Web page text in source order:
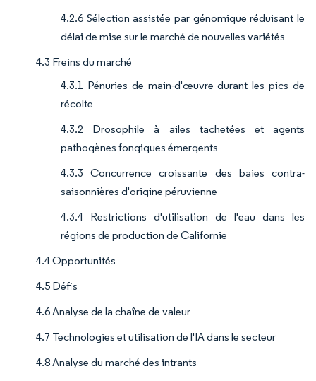
4.2.6 Sélection assistée par génomique réduisant le
délai de mise sur le marché de nouvelles variétés
4.3 Freins du marché
4.3.1 Pénuries de main-d'œuvre durant les pics de
récolte
4.3.2 Drosophile à ailes tachetées et agents
pathogènes fongiques émergents
4.3.3 Concurrence croissante des baies contra-
saisonnières d'origine péruvienne
4.3.4 Restrictions d'utilisation de l'eau dans les
régions de production de Californie
4.4 Opportunités
4.5 Défis
4.6 Analyse de la chaîne de valeur
4.7 Technologies et utilisation de l'IA dans le secteur
4.8 Analyse du marché des intrants